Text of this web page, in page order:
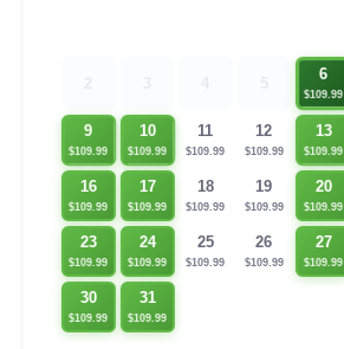
6
$109.99
9
$109.99
10
$109.99
11
$109.99
12
$109.99
13
$109.99
16
$109.99
17
$109.99
18
$109.99
19
$109.99
20
$109.99
23
$109.99
24
$109.99
25
$109.99
26
$109.99
27
$109.99
30
$109.99
31
$109.99